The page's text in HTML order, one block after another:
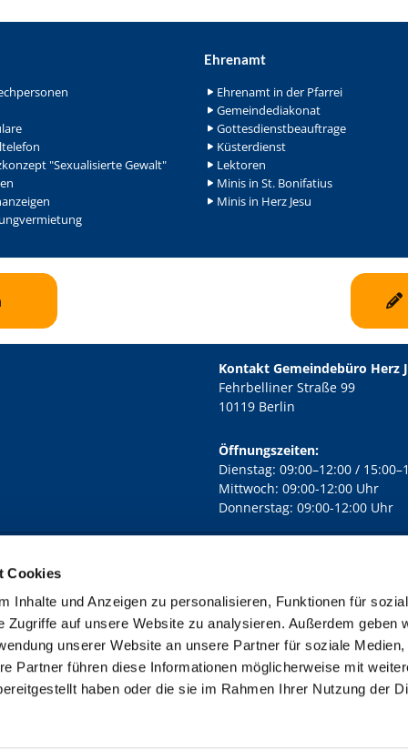
Cookies
Inhalte und Anzeigen zu personalisieren, Funktionen für
Zugriffe auf unsere Website zu analysieren. Außerdem geben
unserer Website an unsere Partner für soziale Medien,
Partner führen diese Informationen möglicherweise mit
haben oder die sie im Rahmen Ihrer Nutzung der
"Sexualisierte Gewalt"
Ehrenamt
Ehrenamt in der Pfarrei
Gemeindediakonat
Gottesdienstbeauftrage
Küsterdienst
Lektoren
Minis in St. Bonifatius
Minis in Herz Jesu
Kontakt Gemeindebüro Herz
Fehrbelliner Straße 99
10119 Berlin
Öffnungszeiten:
Dienstag: 09:00–12:00 /
Mittwoch: 09:00-12:00 Uhr
Donnerstag: 09:00-12:00 Uhr
Lichtenberg Berlin-Mitte · Yorckstr. 88C, 10965 Berlin
Kontaktinformationen Impressum